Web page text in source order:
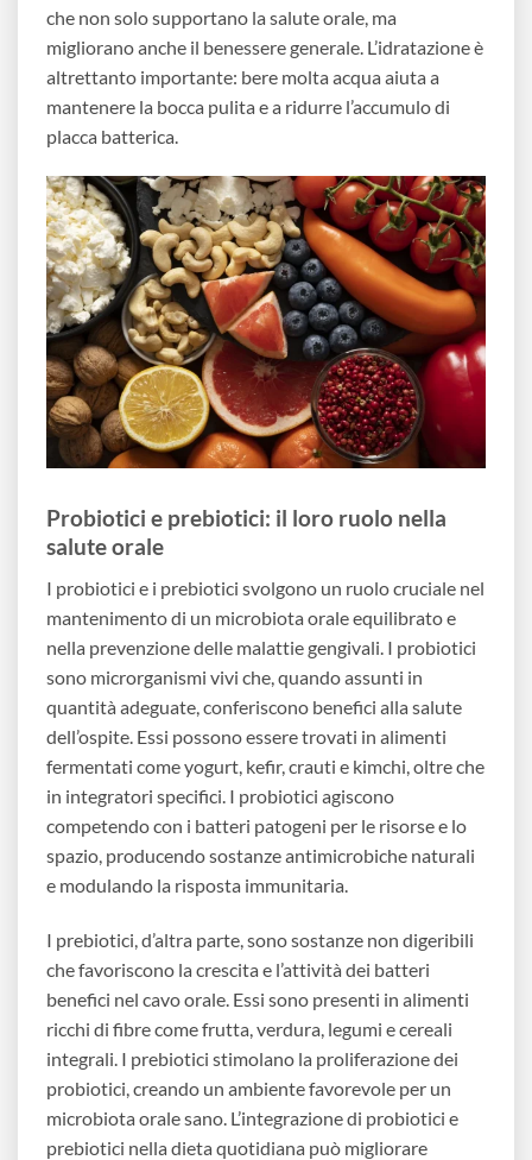
che non solo supportano la salute orale, ma
migliorano anche il benessere generale. L’idratazione è
altrettanto importante: bere molta acqua aiuta a
mantenere la bocca pulita e a ridurre l’accumulo di
placca batterica.
Probiotici e prebiotici: il loro ruolo nella
salute orale
I probiotici e i prebiotici svolgono un ruolo cruciale nel
mantenimento di un microbiota orale equilibrato e
nella prevenzione delle malattie gengivali. I probiotici
sono microrganismi vivi che, quando assunti in
quantità adeguate, conferiscono benefici alla salute
dell’ospite. Essi possono essere trovati in alimenti
fermentati come yogurt, kefir, crauti e kimchi, oltre che
in integratori specifici. I probiotici agiscono
competendo con i batteri patogeni per le risorse e lo
spazio, producendo sostanze antimicrobiche naturali
e modulando la risposta immunitaria.
I prebiotici, d’altra parte, sono sostanze non digeribili
che favoriscono la crescita e l’attività dei batteri
benefici nel cavo orale. Essi sono presenti in alimenti
ricchi di fibre come frutta, verdura, legumi e cereali
integrali. I prebiotici stimolano la proliferazione dei
probiotici, creando un ambiente favorevole per un
microbiota orale sano. L’integrazione di probiotici e
prebiotici nella dieta quotidiana può migliorare